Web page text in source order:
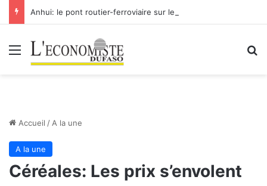
Menu
Accueil / A la une
A la une
Céréales: Les prix s’envolent